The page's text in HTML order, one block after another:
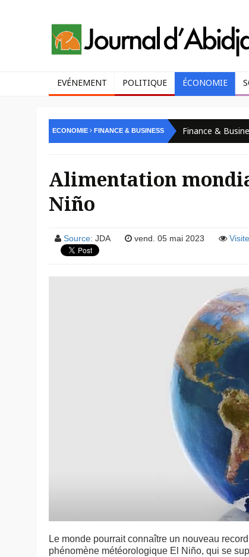
EVÉNEMENT POLITIQUE ÉCONOMIE
ECONOMIE FINANCE & BUSINESS Finance &
Alimentation
Niño
Source: JDA vend. 05 mai 2023
Le monde pourrait connaître un nouveau
phénomène météorologique El Niño, qui se